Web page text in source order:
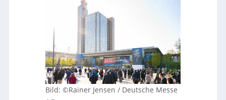
Bild: ©Rainer Jensen / Deutsche Messe